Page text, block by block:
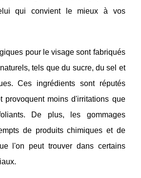
qui convient le mieux à vos
pour le visage sont fabriqués
tels que du sucre, du sel et
Ces ingrédients sont réputés
provoquent moins d'irritations que
De plus, les gommages
de produits chimiques et de
l'on peut trouver dans certains